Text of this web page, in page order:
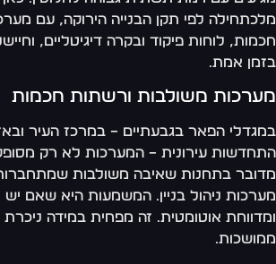
לפי תקן הבנייה הירוקה, עם
לוחות פיקוד ובקרה דיגיטליים,
אמת.
משולבות ורשתות חכמות
הפאר בגבעתיים – במרכז העיר
עירונית – המערכות לא רק
ניהול בניין. המשמעות היא שאם יש
אוטומטית. זה מפחית במידה ניכרת